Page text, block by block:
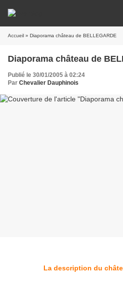
Accueil » Diaporama château de BELLEGARDE
Diaporama château de
Publié le 30/01/2005 à 02:24
Par Chevalier Dauphinois
La description du